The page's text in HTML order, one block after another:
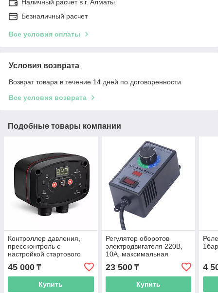
Наличный расчет в г. Алматы.
Безналичный расчет
Все условия оплаты
Условия возврата
Возврат товара в течение 14 дней по договоренности
Все условия возврата
Подобные товары компании
Контроллер давления,
прессконтроль с
настройкой стартового
давления насоса, 2.2кВт
45 000 ₸
Купить
Регулятор оборотов
электродвигателя 220В,
10А, максимальная
мощность 4000Вт
23 500₸
Купить
4